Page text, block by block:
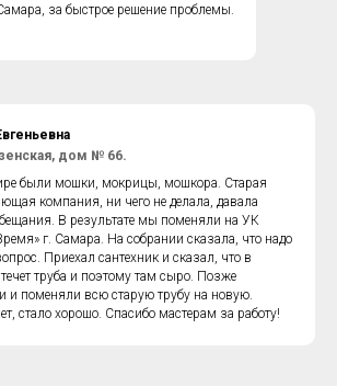
за быстрое решение проблемы.
дом № 66.
были мошки, мокрицы, мошкора. Старая
компания, ни чего не делала, давала
В результате мы поменяли на УК
г. Самара. На собрании сказала, что надо
Приехал сантехник и сказал, что в
труба и поэтому там сыро. Позже
и поменяли всю старую трубу на новую.
стало хорошо. Спасибо мастерам за работу!